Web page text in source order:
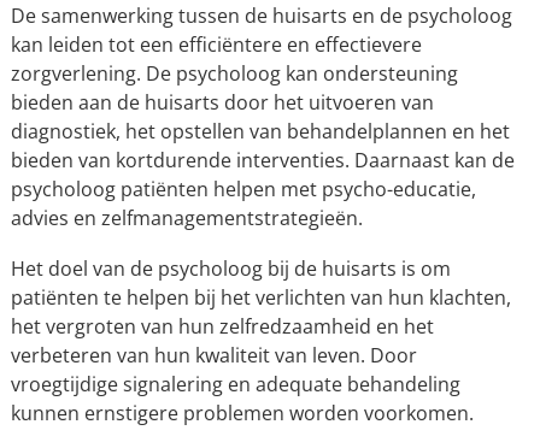
De samenwerking tussen de huisarts en de psycholoog
kan leiden tot een efficiëntere en effectievere
zorgverlening. De psycholoog kan ondersteuning
bieden aan de huisarts door het uitvoeren van
diagnostiek, het opstellen van behandelplannen en het
bieden van kortdurende interventies. Daarnaast kan de
psycholoog patiënten helpen met psycho-educatie,
advies en zelfmanagementstrategieën.
Het doel van de psycholoog bij de huisarts is om
patiënten te helpen bij het verlichten van hun klachten,
het vergroten van hun zelfredzaamheid en het
verbeteren van hun kwaliteit van leven. Door
vroegtijdige signalering en adequate behandeling
kunnen ernstigere problemen worden voorkomen.